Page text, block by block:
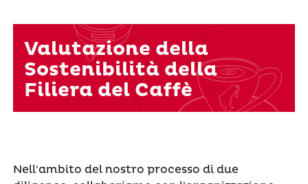
Nell'ambito del nostro processo di due
Valutazione della
Sostenibilità della
Filiera del Caffè